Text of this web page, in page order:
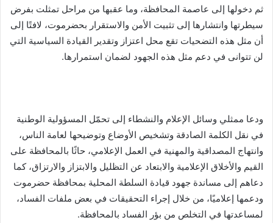
ثم دخولها إلى عاصمة المحافظة، وما عقبها من مراحل تمثلت بفرض
سيطرتها وانتشارها إلى تثبيت الأمن والاستقرار بحضرموت، لافتًا إلى
أن مثل هذه التضحيات تقع محل اعتزاز وتقدير القيادة السياسية التي
لن تتوانى في دعم مثل هذه الجهود لضمان استمرارها.
ودعا ممثلي وسائل الإعلام والنشطاء إلى تحمّل المسؤولية الوطنية
في نقل الكلمة الصادقة وتشخيص الأوضاع وتوضيحها لعامة الناس،
وانتهاج المصداقية والمهنية في العمل الإعلامي، حاثًا بالمحافظة على
القيم والأخلاق الإعلامية والابتعاد عن التظليل والابتزاز والارتزاق، كما
دعاهم إلى مساندة جهود قيادة السلطة المحلية بمحافظة حضرموت
ودعمها إعلاميًا، من خلال إجراء التحقيقات في بعض ملفات الفساد،
لمساعدتها في التخلص من بؤر الفساد بالمحافظة.